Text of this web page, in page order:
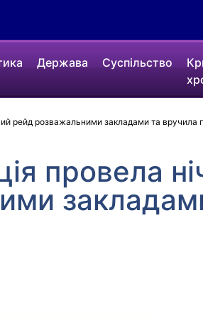
Держава Суспільство
рейд розважальними закладами та вручила
провела